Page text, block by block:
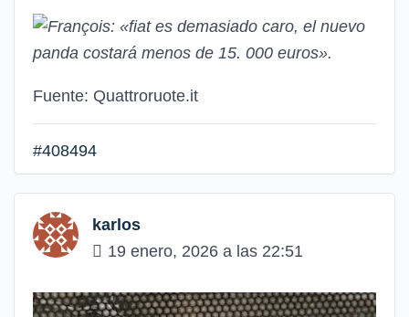
Fuente: Quattroruote.it
#408494
karlos
19 enero, 2026 a las 22:51